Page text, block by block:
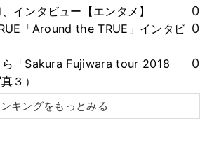
インタビュー【エンタメ】
0
「Around the TRUE」インタビ 0
ら「Sakura Fujiwara tour 2018
３）
0
キングをもっとみる